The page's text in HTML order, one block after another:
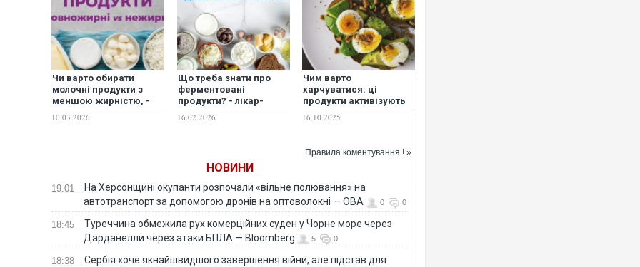
Чи варто обирати
молочні продукти з
меншою жирністю, -
10.03.2026
Що треба знати про
ферментовані
продукти? - лікар-
16.02.2026
Чим варто
харчуватися: ці
продукти активізують
16.10.2025
Правила коментування ! »
НОВИНИ
19:01
На Херсонщині окупанти розпочали «вільне полювання» на
автотранспорт за допомогою дронів на оптоволокні — ОВА
0 0
18:45
Туреччина обмежила рух комерційних суден у Чорне море через
Дарданелли через атаки БПЛА — Bloomberg
5 0
18:38
Сербія хоче якнайшвидшого завершення війни, але підстав для